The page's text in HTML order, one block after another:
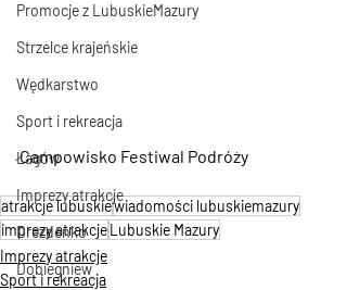
Promocje z LubuskieMazury
Strzelce krajeńskie
Wędkarstwo
Sport i rekreacja
Łagów
Imprezy atrakcje
Drezdenko
Dobiegniew
Campowisko Festiwal Podróży
atrakcje lubuskiewiadomości lubuskiemazury
imprezy atrakcjeLubuskie Mazury
Imprezy atrakcje
Sport i rekreacja